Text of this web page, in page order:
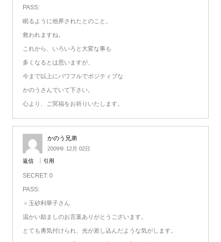
PASS:
眠るように他界されたとのこと。
救われますね。
これから、いろいろと大変な事も
多くなるとは思いますが、
今まで以上にパワフルでポジティブな
かのうさんでいて下さい。
心より、ご冥福をお祈りいたします。
かのう兄弟
2009年 12月 02日
返信 引用
SECRET: 0
PASS:
＞玉砂利華子さん
温かい励ましのお言葉ありがとうございます。
とても勇気付けられ、光が差し込んだような気がします。